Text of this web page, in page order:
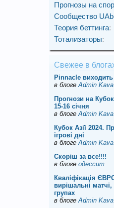
Прогнозы на
Сообщество
Теория беттинга:
Тотализаторы:
Свежее в
Pinnacle виходить
в блогеAdmin Kava
Прогнози на Кубок
15-16 січня
в блогеAdmin Kava
Кубок Азії 2024.
ігрові дні
в блогеAdmin Kava
Скорiш за все!!!!
в блоге одессит
Кваліфікація
вирішальні матчі,
групах
в блогеAdmin Kava